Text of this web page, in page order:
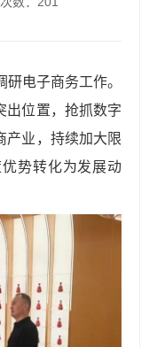
电子商务工作。
出位置，抢抓数字
产业，持续加大限
势转化为发展动